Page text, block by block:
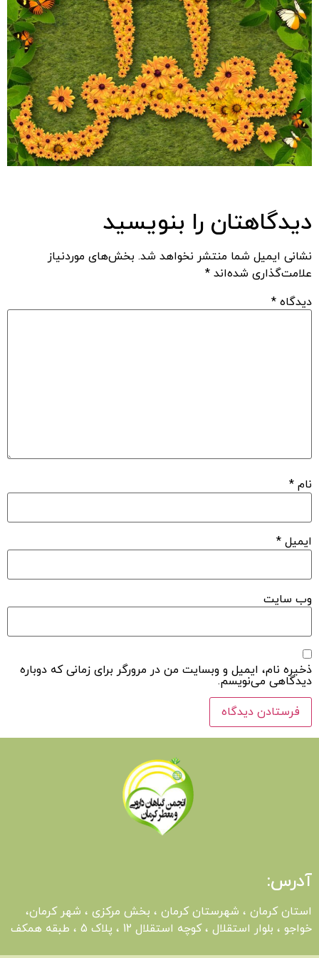
دیدگاهتان را بنویسید
نشانی ایمیل شما منتشر نخواهد شد. بخش‌های موردنیاز
علامت‌گذاری شده‌اند *
دیدگاه *
نام *
ایمیل *
وب‌ سایت
ذخیره نام، ایمیل و وبسایت من در مرورگر برای زمانی که دوباره
دیدگاهی می‌نویسم.
آدرس:
استان کرمان ، شهرستان کرمان ، بخش مرکزی ، شهر کرمان،
خواجو ، بلوار استقلال ، کوچه استقلال 12 ، پلاک 5 ، طبقه همکف